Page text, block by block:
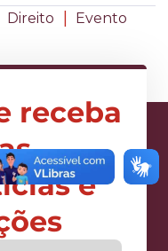
Direito | Evento
receba
e